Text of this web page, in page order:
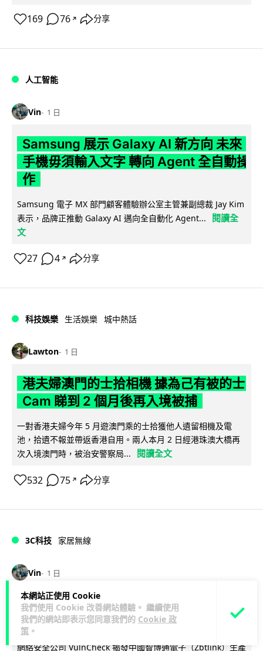
本網站正使用 Cookie
我們使用 Cookie 改善網站體驗。 繼續使用
我們的網站即表示您同意我們的 Cookie 政
策 。
169 76 ↗ 分享
人工智能
Vin 1 日
Samsung 展示 Galaxy AI 新方向 未來
手機毋須輸入文字 轉向 Agent 全自動操
作
Samsung 電子 MX 部門顧客體驗辦公室主管兼副總裁 Jay Kim
表示，品牌正推動 Galaxy AI 邁向全自動化 Agent...
閱讀全
文
27 4 ↗ 分享
科技娛樂 生活娛樂 城中熱話
Lawton 1 日
港夫婦澳門的士拾相機 據為己有被的士
Cam 睇到 2 個月後再入境被捕
一對香港夫婦今年 5 月遊澳門乘的士拾獲他人遺留相機及電
池，拾遺不報並帶返香港自用。兩人本月 2 日經港珠澳大橋再
次入境澳門時，被治安警察局...
閱讀全文
532 75 ↗ 分享
3C科技 家居無線
Vin 1 日
逾 20 款平價路由器爆後門 每 35 秒自
動連線回中國 全球 10 萬用家私隱堪憂
網絡安全公司 VulnCheck 揭發中國智博通電子（Zbtlink）生產